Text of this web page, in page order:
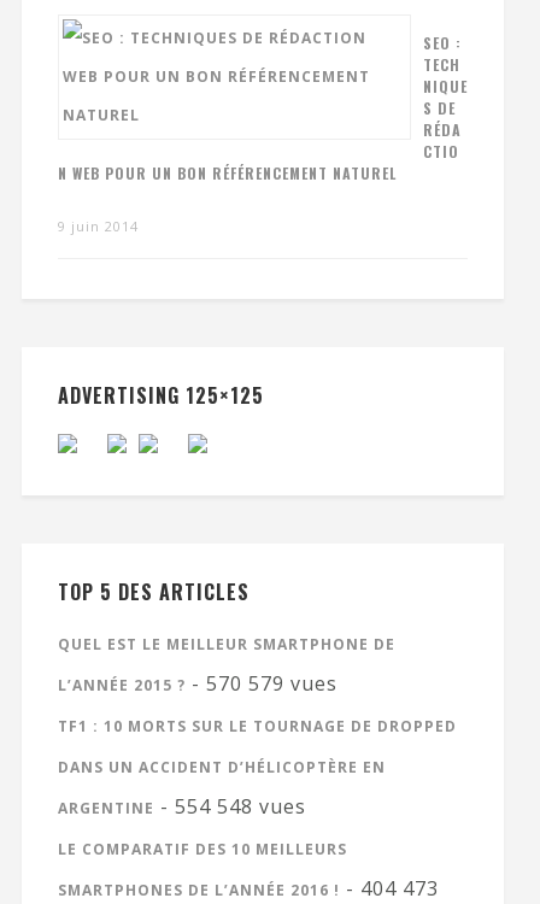
SEO :
TECH
NIQUE
S DE
RÉDA
CTIO
N WEB POUR UN BON RÉFÉRENCEMENT NATUREL
9 juin 2014
ADVERTISING 125×125
TOP 5 DES ARTICLES
QUEL EST LE MEILLEUR SMARTPHONE DE
L’ANNÉE 2015 ? - 570 579 vues
TF1 : 10 MORTS SUR LE TOURNAGE DE DROPPED
DANS UN ACCIDENT D’HÉLICOPTÈRE EN
ARGENTINE - 554 548 vues
LE COMPARATIF DES 10 MEILLEURS
SMARTPHONES DE L’ANNÉE 2016 ! - 404 473